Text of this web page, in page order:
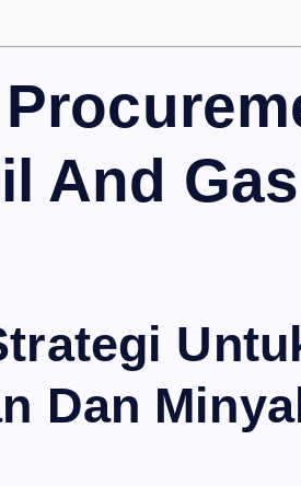
And Gas
Dan